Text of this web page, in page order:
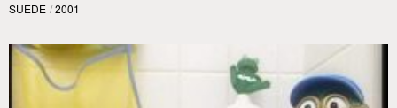
SUÈDE / 2001